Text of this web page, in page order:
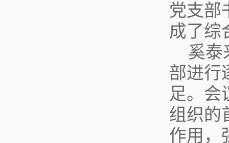
党支部
成了综
奚泰
部进行
足。会
组织的
作用，